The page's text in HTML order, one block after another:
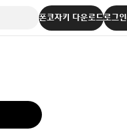
폰코자키 다운로드로그인